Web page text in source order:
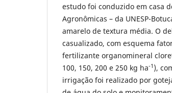
estudo foi conduzido em casa
Agronômicas – da UNESP-
amarelo de textura média. O
casualizado, com esquema
fertilizante organomineral
100, 150, 200 e 250 kg ha-1 ),
irrigação foi realizado por